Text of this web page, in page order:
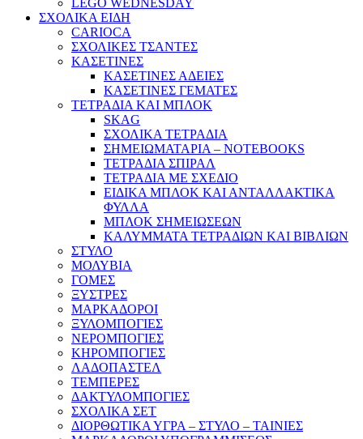
LEGO WEDNESDAY
ΣΧΟΛΙΚΑ ΕΙΔΗ
CARIOCA
ΣΧΟΛΙΚΕΣ ΤΣΑΝΤΕΣ
ΚΑΣΕΤΙΝΕΣ
ΚΑΣΕΤΙΝΕΣ ΑΔΕΙΕΣ
ΚΑΣΕΤΙΝΕΣ ΓΕΜΑΤΕΣ
ΤΕΤΡΑΔΙΑ ΚΑΙ ΜΠΛΟΚ
SKAG
ΣΧΟΛΙΚΑ ΤΕΤΡΑΔΙΑ
ΣΗΜΕΙΩΜΑΤΑΡΙΑ – NOTEBOOKS
ΤΕΤΡΑΔΙΑ ΣΠΙΡΑΛ
ΤΕΤΡΑΔΙΑ ΜΕ ΣΧΕΔΙΟ
ΕΙΔΙΚΑ ΜΠΛΟΚ ΚΑΙ ΑΝΤΑΛΛΑΚΤΙΚΑ
ΦΥΛΛΑ
ΜΠΛΟΚ ΣΗΜΕΙΩΣΕΩΝ
ΚΑΛΥΜΜΑΤΑ ΤΕΤΡΑΔΙΩΝ ΚΑΙ ΒΙΒΛΙΩΝ
ΣΤΥΛΟ
ΜΟΛΥΒΙΑ
ΓΟΜΕΣ
ΞΥΣΤΡΕΣ
ΜΑΡΚΑΔΟΡΟΙ
ΞΥΛΟΜΠΟΓΙΕΣ
ΝΕΡΟΜΠΟΓΙΕΣ
ΚΗΡΟΜΠΟΓΙΕΣ
ΛΑΔΟΠΑΣΤΕΛ
ΤΕΜΠΕΡΕΣ
ΔΑΚΤΥΛΟΜΠΟΓΙΕΣ
ΣΧΟΛΙΚΑ ΣΕΤ
ΔΙΟΡΘΩΤΙΚΑ ΥΓΡΑ – ΣΤΥΛΟ – ΤΑΙΝΙΕΣ